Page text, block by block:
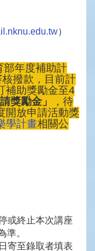
nknu.edu.tw）
部年度補助計
核撥款，目前計
補助獎勵金至4
獎勵金」 ， 待
開放申請活動獎
學計畫相關公
或終止本次講座
準。
寄至錄取者填表